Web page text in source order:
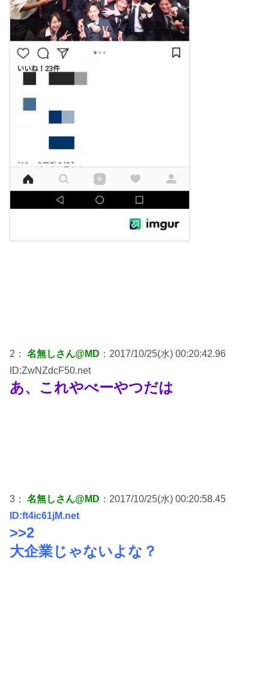
2： 名無しさん@MD ：2017/10/25(水) 00:20:42.96
ID:ZwNZdcF50.net
あ、これやべーやつだは
3： 名無しさん@MD ：2017/10/25(水) 00:20:58.45
ID:ft4ic61jM.net
>>2
大企業じゃないよな？